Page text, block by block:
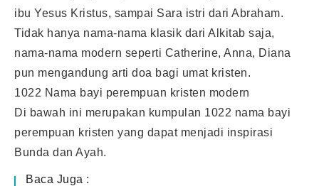
ibu Yesus Kristus, sampai Sara istri dari Abraham.
Tidak hanya nama-nama klasik dari Alkitab saja,
nama-nama modern seperti Catherine, Anna, Diana
pun mengandung arti doa bagi umat kristen.
1022 Nama bayi perempuan kristen modern
Di bawah ini merupakan kumpulan 1022 nama bayi
perempuan kristen yang dapat menjadi inspirasi
Bunda dan Ayah.
Baca Juga :